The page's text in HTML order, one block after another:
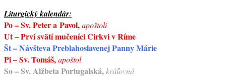
Liturgický kalendár:
Po – Sv. Peter a Pavol,apoštoli
Ut – Prví svätí mučeníci Cirkvi v Ríme
Št – Návšteva Preblahoslavenej Panny Márie
Pi – Sv. Tomáš,apoštol
So – Sv. Alžbeta Portugalská,kráľovná